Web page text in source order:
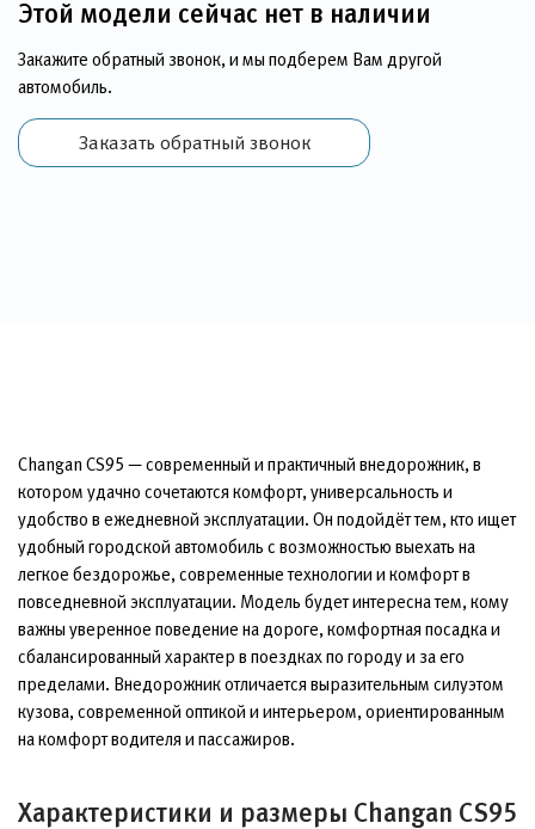
Этой модели сейчас нет в наличии
Закажите обратный звонок, и мы подберем Вам другой
автомобиль.
Заказать обратный звонок
Changan CS95 — современный и практичный внедорожник, в
котором удачно сочетаются комфорт, универсальность и
удобство в ежедневной эксплуатации. Он подойдёт тем, кто ищет
удобный городской автомобиль с возможностью выехать на
легкое бездорожье, современные технологии и комфорт в
повседневной эксплуатации. Модель будет интересна тем, кому
важны уверенное поведение на дороге, комфортная посадка и
сбалансированный характер в поездках по городу и за его
пределами. Внедорожник отличается выразительным силуэтом
кузова, современной оптикой и интерьером, ориентированным
на комфорт водителя и пассажиров.
Характеристики и размеры Changan CS95